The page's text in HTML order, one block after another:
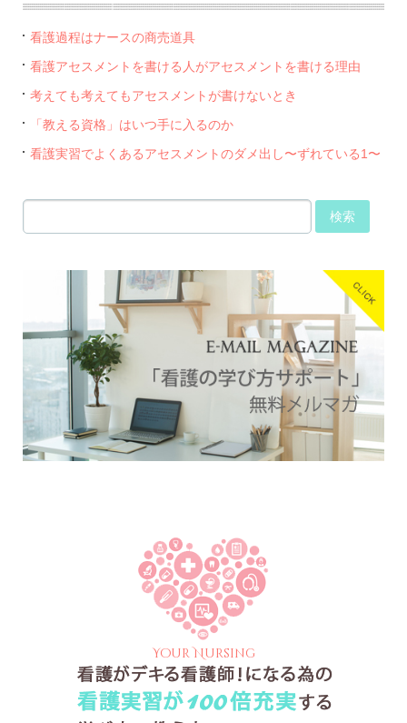
看護過程はナースの商売道具
看護アセスメントを書ける人がアセスメントを書ける理由
考えても考えてもアセスメントが書けないとき
「教える資格」はいつ手に入るのか
看護実習でよくあるアセスメントのダメ出し〜ずれている1〜
Your Nursing